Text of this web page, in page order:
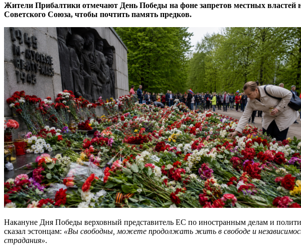
Жители Прибалтики отмечают День Победы на фоне запретов местных
Советского Союза, чтобы почтить память предков.
Накануне Дня Победы верховный представитель ЕС по иностранным делам и
сказал эстонцам: «Вы свободны, можете продолжать жить в свободе и
страдания».